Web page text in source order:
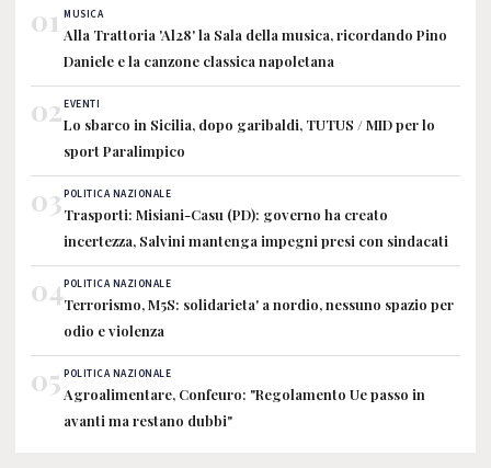
01 MUSICA
Alla Trattoria 'Al28' la Sala della musica, ricordando Pino
Daniele e la canzone classica napoletana
02EVENTI
Lo sbarco in Sicilia, dopo garibaldi, TUTUS / MID per lo
sport Paralimpico
03POLITICA NAZIONALE
Trasporti: Misiani-Casu (PD): governo ha creato
incertezza, Salvini mantenga impegni presi con sindacati
04POLITICA NAZIONALE
Terrorismo, M5S: solidarieta' a nordio, nessuno spazio per
odio e violenza
05 POLITICA NAZIONALE
Agroalimentare, Confeuro: "Regolamento Ue passo in
avanti ma restano dubbi"